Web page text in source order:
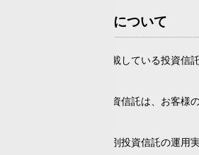
に関する情報提供について
社がウェブページ上で掲載している投資
ページに掲載している投資信託は、お客
ページで提供している個別投資信託の運